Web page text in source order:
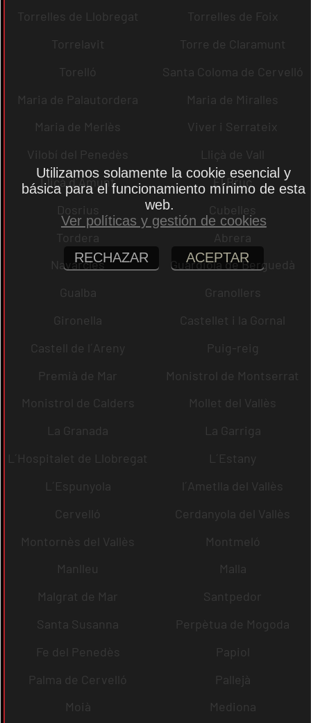
Torrelles de Llobregat
Torrelles de Foix
Torrelavit
Torre de Claramunt
Torelló
Santa Coloma de Cervelló
Maria de Palautordera
Maria de Miralles
Maria de Merlès
Viver i Serrateix
Vilobí del Penedès
Lliçà de Vall
Lliçà d´Amunt
El Bruc
Dosrius
Cubelles
Tordera
Abrera
Navarcles
Guardiola de Berguedà
Gualba
Granollers
Gironella
Castellet i la Gornal
Castell de l´Areny
Puig-reig
Premià de Mar
Monistrol de Montserrat
Monistrol de Calders
Mollet del Vallès
La Granada
La Garriga
L´Hospitalet de Llobregat
L´Estany
L´Espunyola
l´Ametlla del Vallès
Cervelló
Cerdanyola del Vallès
Montornès del Vallès
Montmeló
Manlleu
Malla
Malgrat de Mar
Santpedor
Santa Susanna
Perpètua de Mogoda
Fe del Penedès
Papiol
Palma de Cervelló
Pallejà
Moià
Mediona
Utilizamos solamente la cookie esencial y
básica para el funcionamiento mínimo de esta
web.
Ver políticas y gestión de cookies
RECHAZAR ACEPTAR